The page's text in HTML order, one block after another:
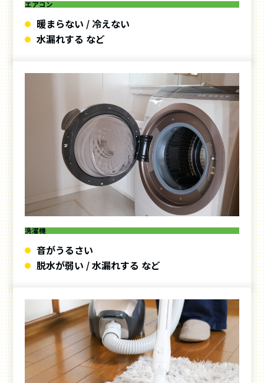
エアコン
暖まらない / 冷えない
水漏れする など
洗濯機
音がうるさい
脱水が弱い / 水漏れする など